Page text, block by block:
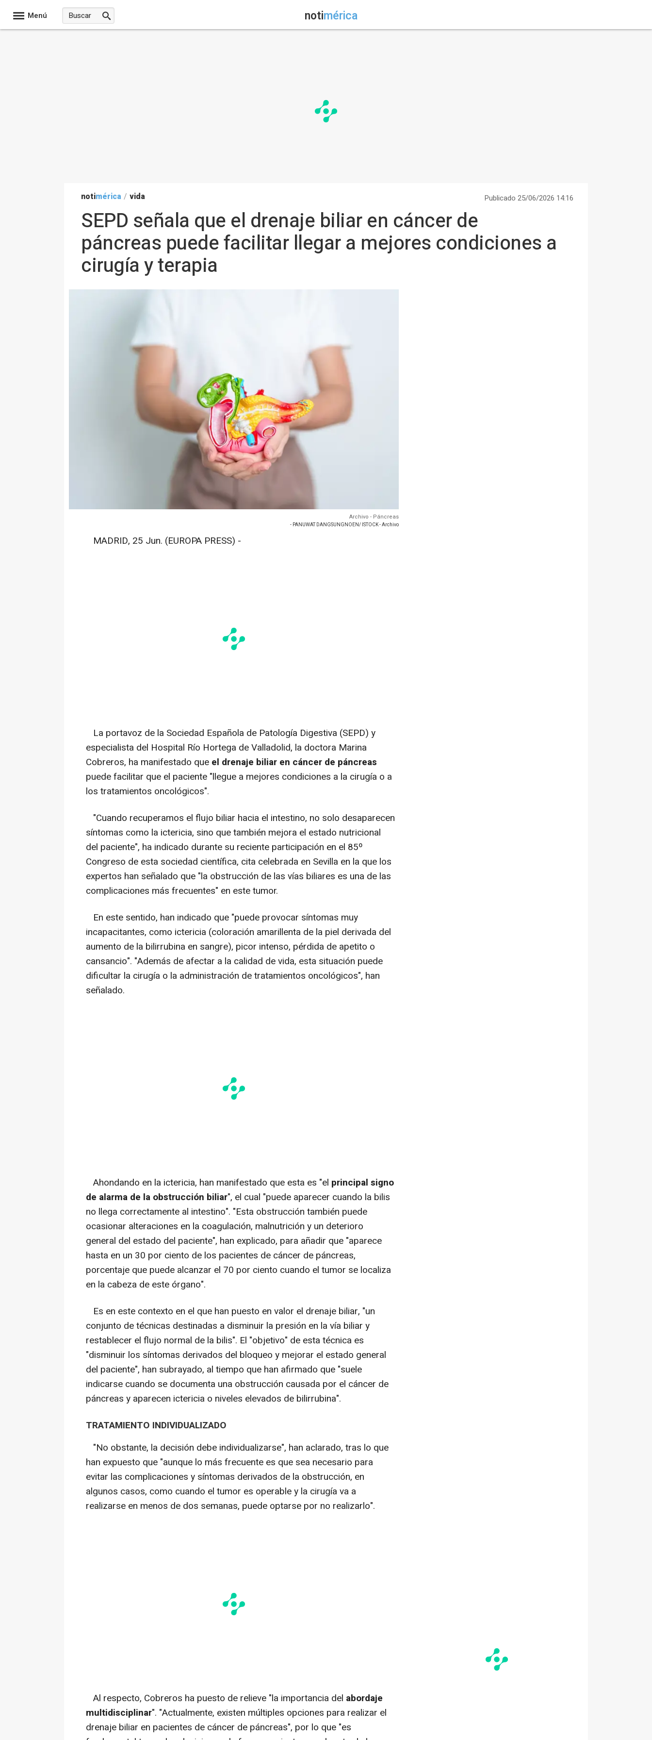
Menú notimérica
notimérica / vida Publicado 25/06/2026 14:16
SEPD señala que el drenaje biliar en cáncer de
páncreas puede facilitar llegar a mejores condiciones a
cirugía y terapia
Archivo - Páncreas
- PANUWAT DANGSUNGNOEN/ ISTOCK - Archivo
MADRID, 25 Jun. (EUROPA PRESS) -
La portavoz de la Sociedad Española de Patología Digestiva (SEPD) y
especialista del Hospital Río Hortega de Valladolid, la doctora Marina
Cobreros, ha manifestado que el drenaje biliar en cáncer de páncreas
puede facilitar que el paciente "llegue a mejores condiciones a la cirugía o a
los tratamientos oncológicos".
"Cuando recuperamos el flujo biliar hacia el intestino, no solo desaparecen
síntomas como la ictericia, sino que también mejora el estado nutricional
del paciente", ha indicado durante su reciente participación en el 85º
Congreso de esta sociedad científica, cita celebrada en Sevilla en la que los
expertos han señalado que "la obstrucción de las vías biliares es una de las
complicaciones más frecuentes" en este tumor.
En este sentido, han indicado que "puede provocar síntomas muy
incapacitantes, como ictericia (coloración amarillenta de la piel derivada del
aumento de la bilirrubina en sangre), picor intenso, pérdida de apetito o
cansancio". "Además de afectar a la calidad de vida, esta situación puede
dificultar la cirugía o la administración de tratamientos oncológicos", han
señalado.
Ahondando en la ictericia, han manifestado que esta es "el principal signo
de alarma de la obstrucción biliar", el cual "puede aparecer cuando la bilis
no llega correctamente al intestino". "Esta obstrucción también puede
ocasionar alteraciones en la coagulación, malnutrición y un deterioro
general del estado del paciente", han explicado, para añadir que "aparece
hasta en un 30 por ciento de los pacientes de cáncer de páncreas,
porcentaje que puede alcanzar el 70 por ciento cuando el tumor se localiza
en la cabeza de este órgano".
Es en este contexto en el que han puesto en valor el drenaje biliar, "un
conjunto de técnicas destinadas a disminuir la presión en la vía biliar y
restablecer el flujo normal de la bilis". El "objetivo" de esta técnica es
"disminuir los síntomas derivados del bloqueo y mejorar el estado general
del paciente", han subrayado, al tiempo que han afirmado que "suele
indicarse cuando se documenta una obstrucción causada por el cáncer de
páncreas y aparecen ictericia o niveles elevados de bilirrubina".
TRATAMIENTO INDIVIDUALIZADO
"No obstante, la decisión debe individualizarse", han aclarado, tras lo que
han expuesto que "aunque lo más frecuente es que sea necesario para
evitar las complicaciones y síntomas derivados de la obstrucción, en
algunos casos, como cuando el tumor es operable y la cirugía va a
realizarse en menos de dos semanas, puede optarse por no realizarlo".
Al respecto, Cobreros ha puesto de relieve "la importancia del abordaje
multidisciplinar". "Actualmente, existen múltiples opciones para realizar el
drenaje biliar en pacientes de cáncer de páncreas", por lo que "es